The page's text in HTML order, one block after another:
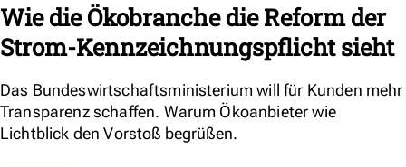
Wie die Ökobranche die Reform der
Strom-Kennzeichnungspflicht sieht
Das Bundeswirtschaftsministerium will für Kunden mehr
Transparenz schaffen. Warum Ökoanbieter wie
Lichtblick den Vorstoß begrüßen.